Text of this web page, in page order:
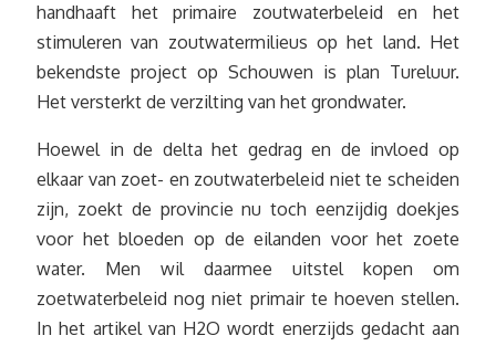
handhaaft het primaire zoutwaterbeleid en het
stimuleren van zoutwatermilieus op het land. Het
bekendste project op Schouwen is plan Tureluur.
Het versterkt de verzilting van het grondwater.
Hoewel in de delta het gedrag en de invloed op
elkaar van zoet- en zoutwaterbeleid niet te scheiden
zijn, zoekt de provincie nu toch eenzijdig doekjes
voor het bloeden op de eilanden voor het zoete
water. Men wil daarmee uitstel kopen om
zoetwaterbeleid nog niet primair te hoeven stellen.
In het artikel van H2O wordt enerzijds gedacht aan